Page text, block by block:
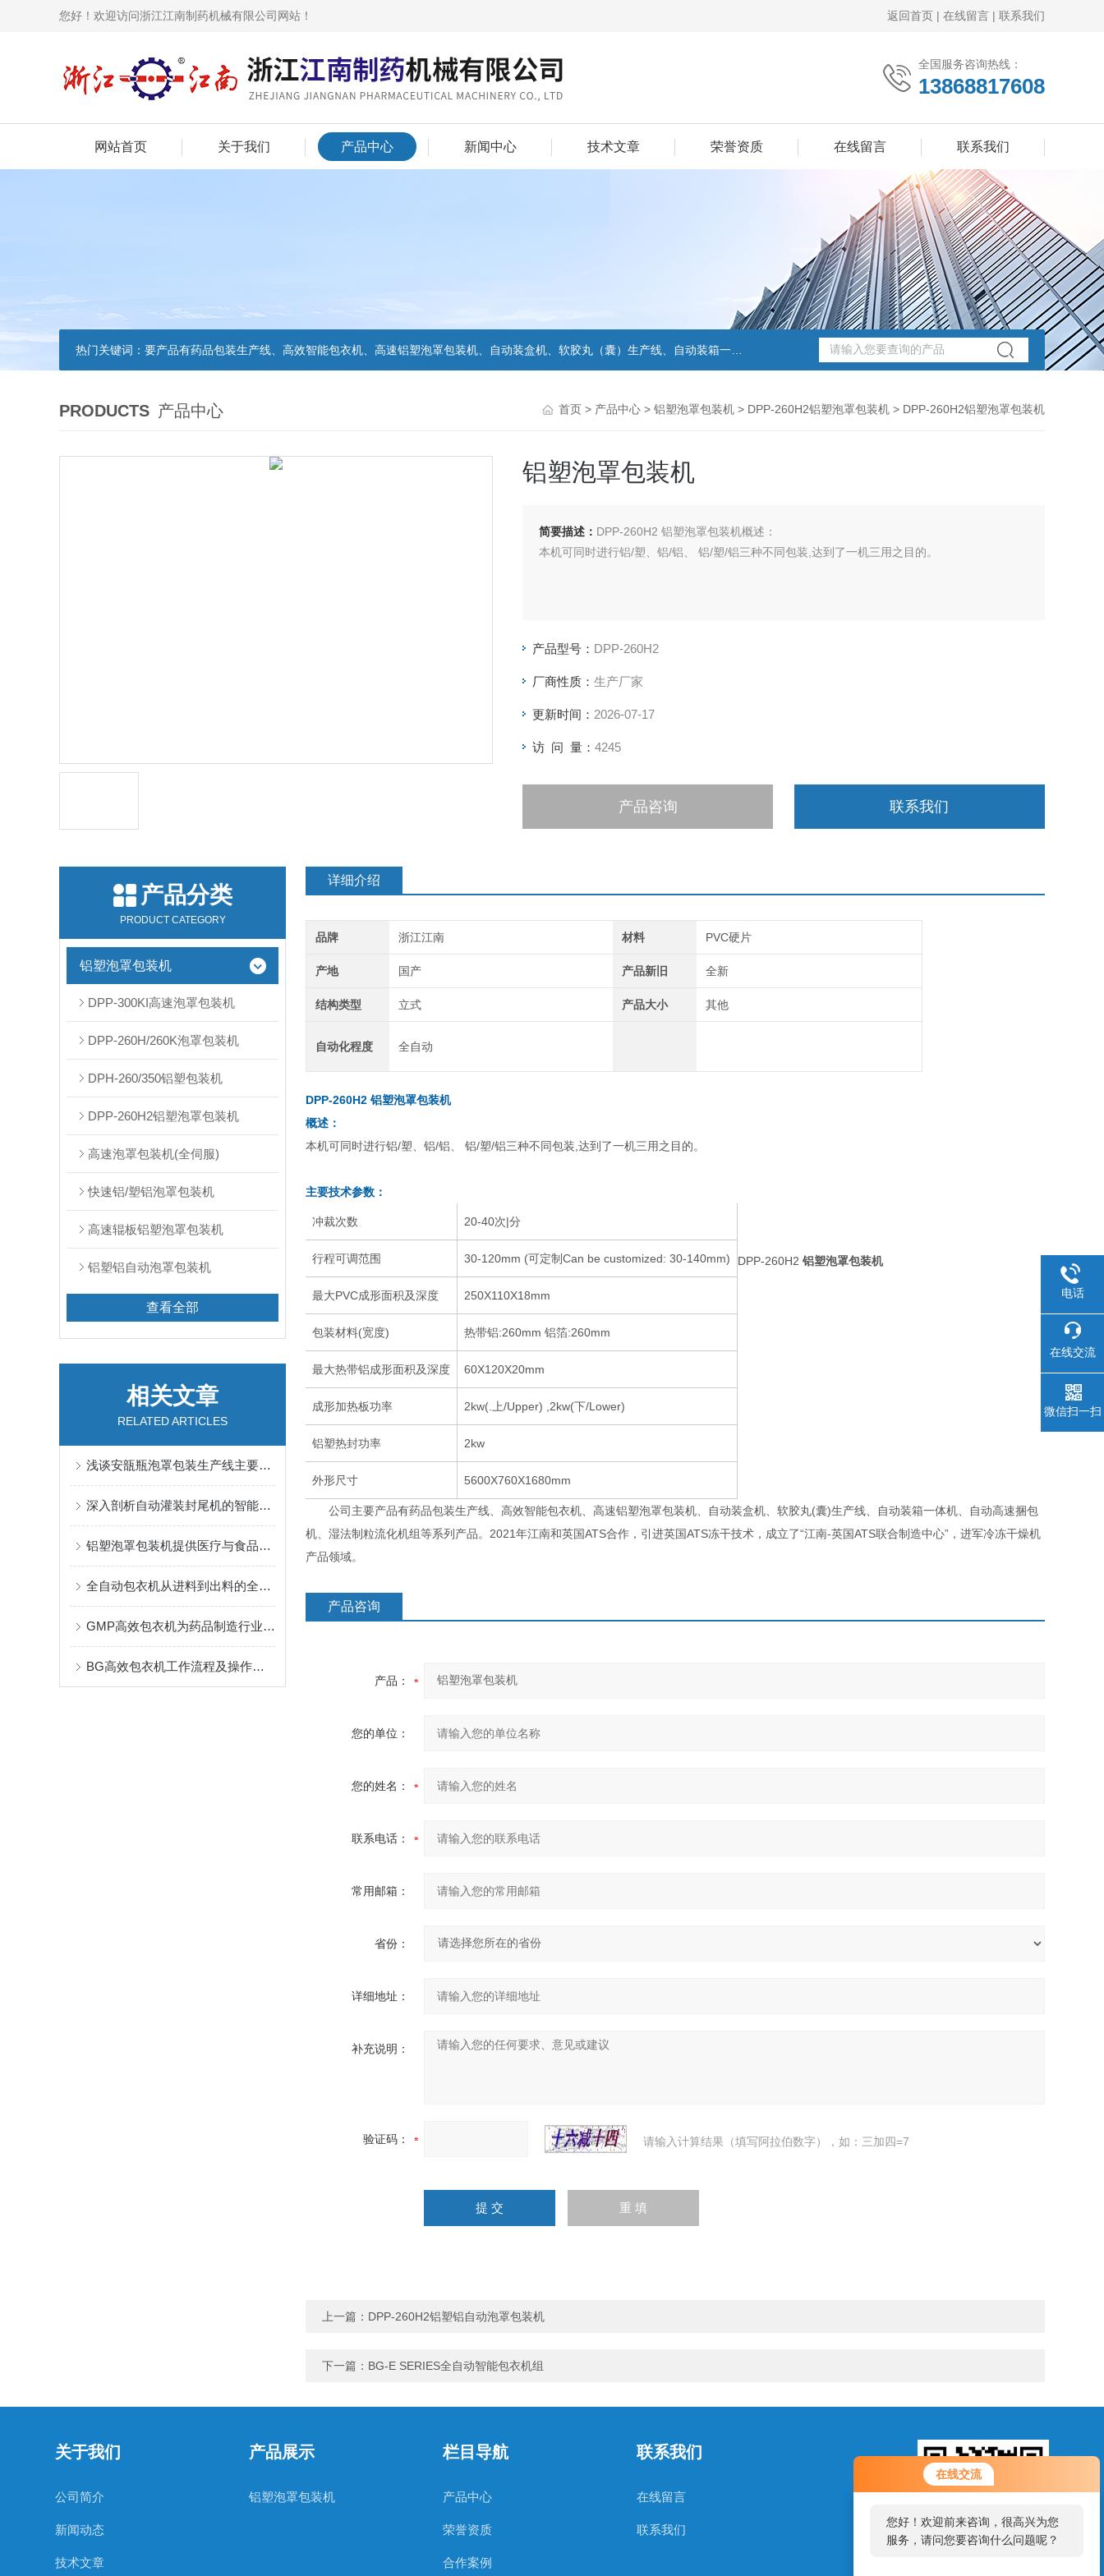
在线交流
您好！欢迎前来咨询，很高兴为您
服务，请问您要咨询什么问题呢？
您好！欢迎访问浙江江南制药机械有限公司网站！ 返回首页 | 在线留言 | 联系我们
全国服务咨询热线：
13868817608
网站首页 关于我们 产品中心 新闻中心 技术文章 荣誉资质 在线留言 联系我们
热门关键词： 要产品有药品包装生产线、高效智能包衣机、高速铝塑泡罩包装机、自动装盒机、软胶丸（囊）生产线、自动装箱一体机、自动高速捆包机、湿法制粒流化机组等系列产品。
PRODUCTS 产品中心 首页 > 产品中心 > 铝塑泡罩包装机 > DPP-260H2铝塑泡罩包装机 > DPP-260H2铝塑泡罩包装机
铝塑泡罩包装机
简要描述： DPP-260H2 铝塑泡罩包装机概述：
本机可同时进行铝/塑、铝/铝、 铝/塑/铝三种不同包装,达到了一机三用之目的。
产品型号： DPP-260H2
厂商性质： 生产厂家
更新时间： 2026-07-17
访 问 量： 4245
产品咨询 联系我们
产品分类
PRODUCT CATEGORY
铝塑泡罩包装机
DPP-300KI高速泡罩包装机
DPP-260H/260K泡罩包装机
DPH-260/350铝塑包装机
DPP-260H2铝塑泡罩包装机
高速泡罩包装机(全伺服)
快速铝/塑铝泡罩包装机
高速辊板铝塑泡罩包装机
铝塑铝自动泡罩包装机
查看全部
相关文章
RELATED ARTICLES
浅谈安瓿瓶泡罩包装生产线主要有哪些优势？
深入剖析自动灌装封尾机的智能控制系统
铝塑泡罩包装机提供医疗与食品包装的创新解决方案
全自动包衣机从进料到出料的全自动化流程
GMP高效包衣机为药品制造行业的发展做出贡献
BG高效包衣机工作流程及操作要点详解
详细介绍
品牌 浙江江南 材料 PVC硬片
产地 国产 产品新旧 全新
结构类型 立式 产品大小 其他
自动化程度 全自动
DPP-260H2 铝塑泡罩包装机
概述：
本机可同时进行铝/塑、铝/铝、 铝/塑/铝三种不同包装,达到了一机三用之目的。
主要技术参数：
冲裁次数 20-40次|分
行程可调范围 30-120mm (可定制Can be customized: 30-140mm)
最大PVC成形面积及深度 250X110X18mm
包装材料(宽度) 热带铝:260mm 铝箔:260mm
最大热带铝成形面积及深度 60X120X20mm
成形加热板功率 2kw(.上/Upper) ,2kw(下/Lower)
铝塑热封功率 2kw
外形尺寸 5600X760X1680mm
DPP-260H2 铝塑泡罩包装机
公司主要产品有药品包装生产线、高效智能包衣机、高速铝塑泡罩包装机、自动装盒机、软胶丸(囊)生产线、自动装箱一体机、自动高速捆包
机、湿法制粒流化机组等系列产品。2021年江南和英国ATS合作，引进英国ATS冻干技术，成立了“江南-英国ATS联合制造中心”，进军冷冻干燥机
产品领域。
产品咨询
产品：
您的单位：
您的姓名：
联系电话：
常用邮箱：
省份：
详细地址：
补充说明：
验证码： 请输入计算结果（填写阿拉伯数字），如：三加四=7
上一篇： DPP-260H2铝塑铝自动泡罩包装机
下一篇： BG-E SERIES全自动智能包衣机组
关于我们
公司简介
新闻动态
技术文章
产品展示
铝塑泡罩包装机
栏目导航
产品中心
荣誉资质
合作案例
联系我们
在线留言
联系我们
电话
在线交流
微信扫一扫